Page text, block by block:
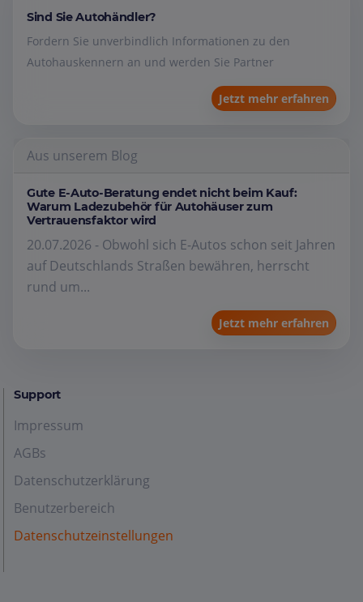
Sind Sie Autohändler?
Fordern Sie unverbindlich Informationen zu den
Autohauskennern an und werden Sie Partner
Jetzt mehr erfahren
Aus unserem Blog
Gute E-Auto-Beratung endet nicht beim Kauf:
Warum Ladezubehör für Autohäuser zum
Vertrauensfaktor wird
20.07.2026 - Obwohl sich E-Autos schon seit Jahren
auf Deutschlands Straßen bewähren, herrscht
rund um...
Jetzt mehr erfahren
Support
Impressum
AGBs
Datenschutzerklärung
Benutzerbereich
Datenschutzeinstellungen